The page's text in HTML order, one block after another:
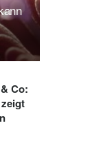
Co: